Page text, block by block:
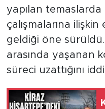
yapılan temaslarda
çalışmalarına
geldiği öne
arasında yaşanan
süreci uzattığını